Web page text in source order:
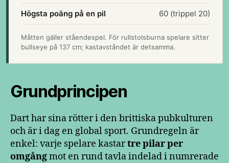
Högsta poäng på en pil 60 (trippel 20)
Måtten gäller ståendespel. För rullstolsburna spelare sitter
bullseye på 137 cm; kastavståndet är detsamma.
Grundprincipen
Dart har sina rötter i den brittiska pubkulturen
och är i dag en global sport. Grundregeln är
enkel: varje spelare kastartre pilar per
omgångmot en rund tavla indelad i numrerade